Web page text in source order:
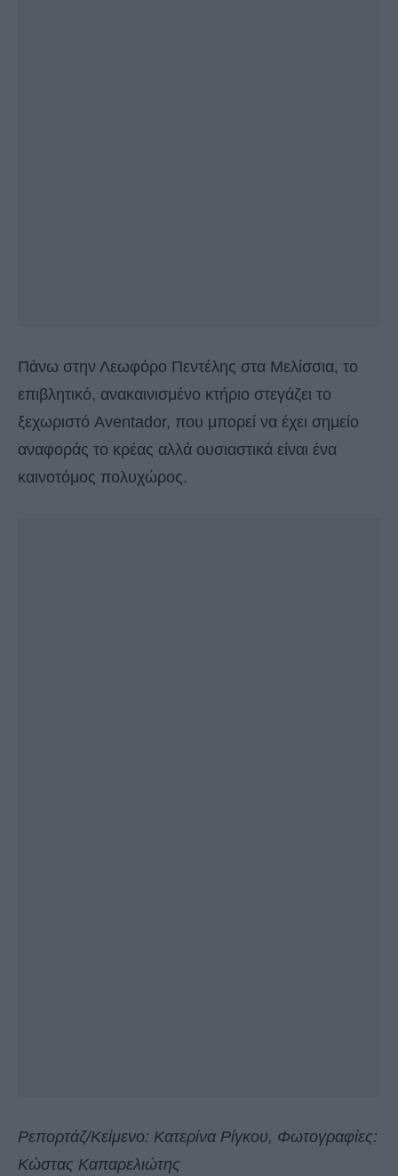
Πάνω στην Λεωφόρο Πεντέλης στα Μελίσσια, το
επιβλητικό, ανακαινισμένο κτήριο στεγάζει το
ξεχωριστό Aventador, που μπορεί να έχει σημείο
αναφοράς το κρέας αλλά ουσιαστικά είναι ένα
καινοτόμος πολυχώρος.
Ρεπορτάζ/Κείμενο: Κατερίνα Ρίγκου, Φωτογραφίες:
Κώστας Καπαρελιώτης